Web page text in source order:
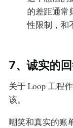
的差距通常
性限制，和
7、诚实的
关于 Loop 工程
该。
嘲笑和真实的账